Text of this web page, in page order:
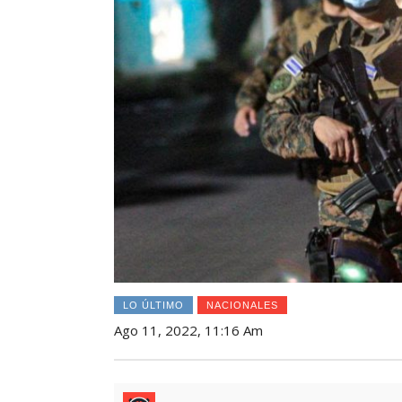
LO ÚLTIMO NACIONALES
Ago 11, 2022, 11:16 Am